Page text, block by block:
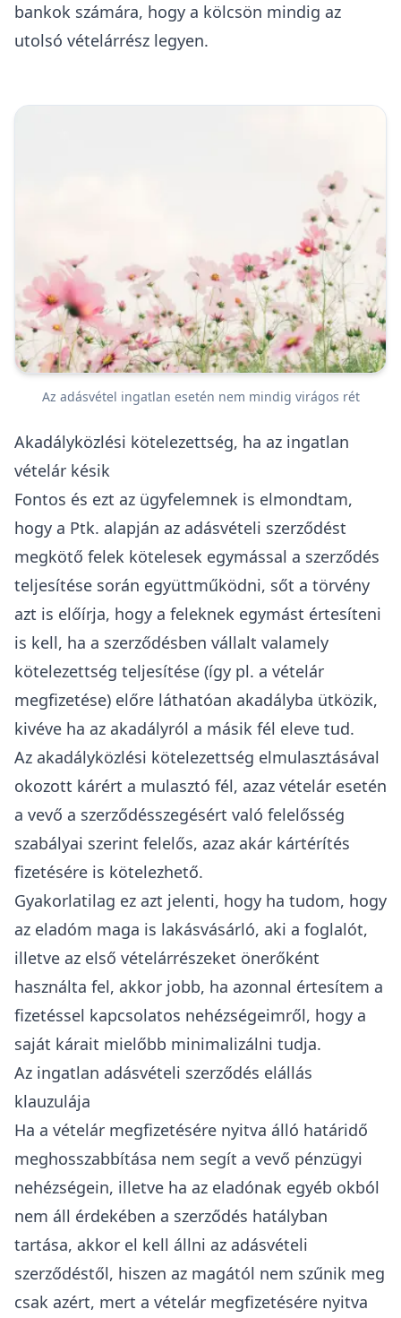
bankok számára, hogy a kölcsön mindig az
utolsó vételárrész legyen.
Az adásvétel ingatlan esetén nem mindig virágos rét
Akadályközlési kötelezettség, ha az ingatlan
vételár késik
Fontos és ezt az ügyfelemnek is elmondtam,
hogy a Ptk. alapján az adásvételi szerződést
megkötő felek kötelesek egymással a szerződés
teljesítése során együttműködni, sőt a törvény
azt is előírja, hogy a feleknek egymást értesíteni
is kell, ha a szerződésben vállalt valamely
kötelezettség teljesítése (így pl. a vételár
megfizetése) előre láthatóan akadályba ütközik,
kivéve ha az akadályról a másik fél eleve tud.
Az akadályközlési kötelezettség elmulasztásával
okozott kárért a mulasztó fél, azaz vételár esetén
a vevő a szerződésszegésért való felelősség
szabályai szerint felelős, azaz akár kártérítés
fizetésére is kötelezhető.
Gyakorlatilag ez azt jelenti, hogy ha tudom, hogy
az eladóm maga is lakásvásárló, aki a foglalót,
illetve az első vételárrészeket önerőként
használta fel, akkor jobb, ha azonnal értesítem a
fizetéssel kapcsolatos nehézségeimről, hogy a
saját kárait mielőbb minimalizálni tudja.
Az ingatlan adásvételi szerződés elállás
klauzulája
Ha a vételár megfizetésére nyitva álló határidő
meghosszabbítása nem segít a vevő pénzügyi
nehézségein, illetve ha az eladónak egyéb okból
nem áll érdekében a szerződés hatályban
tartása, akkor el kell állni az adásvételi
szerződéstől, hiszen az magától nem szűnik meg
csak azért, mert a vételár megfizetésére nyitva